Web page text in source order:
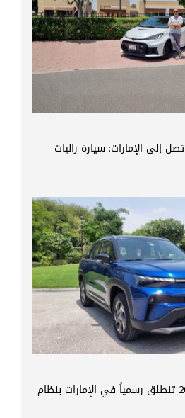
تويوتا GR Yaris 2026 تصل إلى الإمارات: سيارة راليات
سوزوكي أكروس 2026 تنطلق رسمياً في الإمارات بنظام